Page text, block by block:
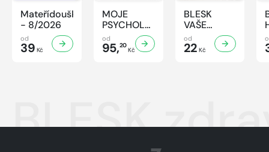
Mateřídouška
- 8/2026
od
39 Kč
MOJE
PSYCHOLOGIE
- 8/2026
od
95,20
Kč
BLESK
VAŠE
RECEPTY -
8/2026
od
22 Kč
BLESK